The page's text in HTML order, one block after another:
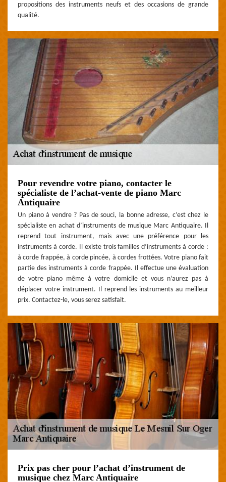
propositions des instruments neufs et des occasions de grande
qualité.
Pour revendre votre piano, contacter le
spécialiste de l’achat-vente de piano Marc
Antiquaire
Un piano à vendre ? Pas de souci, la bonne adresse, c’est chez le
spécialiste en achat d’instruments de musique Marc Antiquaire. Il
reprend tout instrument, mais avec une préférence pour les
instruments à corde. Il existe trois familles d’instruments à corde :
à corde frappée, à corde pincée, à cordes frottées. Votre piano fait
partie des instruments à corde frappée. Il effectue une évaluation
de votre piano même à votre domicile et vous n’aurez pas à
déplacer votre instrument. Il reprend les instruments au meilleur
prix. Contactez-le, vous serez satisfait.
Prix pas cher pour l’achat d’instrument de
musique chez Marc Antiquaire